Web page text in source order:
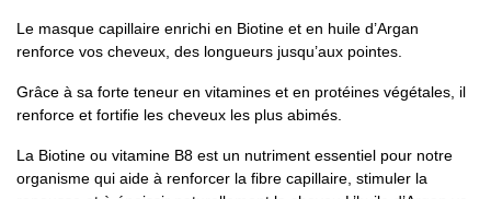
Le masque capillaire enrichi en Biotine et en huile d’Argan
renforce vos cheveux, des longueurs jusqu’aux pointes.
Grâce à sa forte teneur en vitamines et en protéines végétales, il
renforce et fortifie les cheveux les plus abimés.
La Biotine ou vitamine B8 est un nutriment essentiel pour notre
organisme qui aide à renforcer la fibre capillaire, stimuler la